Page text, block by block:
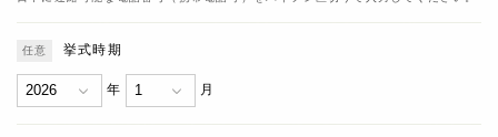
挙式時期
年 月